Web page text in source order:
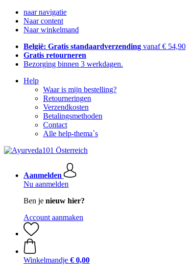
naar navigatie
Naar content
Naar winkelmand
België: Gratis standaardverzending vanaf € 54,90
Gratis retourneren
Bezorging binnen 3 werkdagen.
Help
Waar is mijn bestelling?
Retourneringen
Verzendkosten
Betalingsmethoden
Contact
Alle help-thema`s
Aanmelden
Nu aanmelden
Ben je nieuw hier?
Account aanmaken
Winkelmandje € 0,00